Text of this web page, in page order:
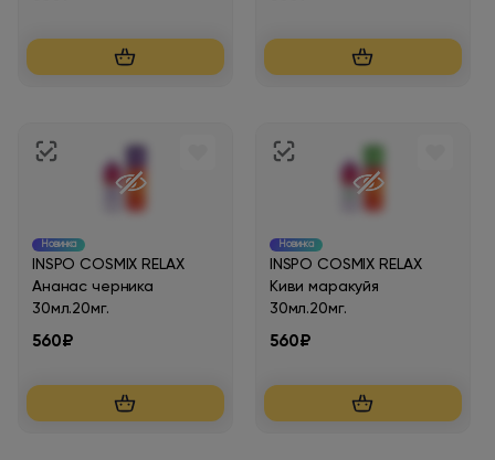
Новинка
INSPO COSMIX RELAX
Ананас черника
30мл.20мг.
560₽
Новинка
INSPO COSMIX RELAX
Киви маракуйя
30мл.20мг.
560₽